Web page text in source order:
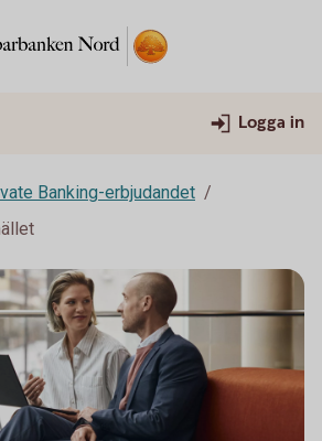
Logga in
Banking-erbjudandet